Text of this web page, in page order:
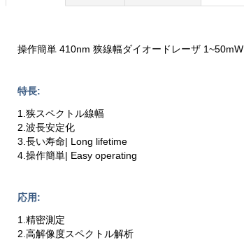
操作簡単 410nm 狭線幅ダイオードレーザ 1~50mW
特長:
1.狭スペクトル線幅
2.波長安定化
3.長い寿命| Long lifetime
4.操作簡単| Easy operating
応用:
1.精密測定
2.高解像度スペクトル解析